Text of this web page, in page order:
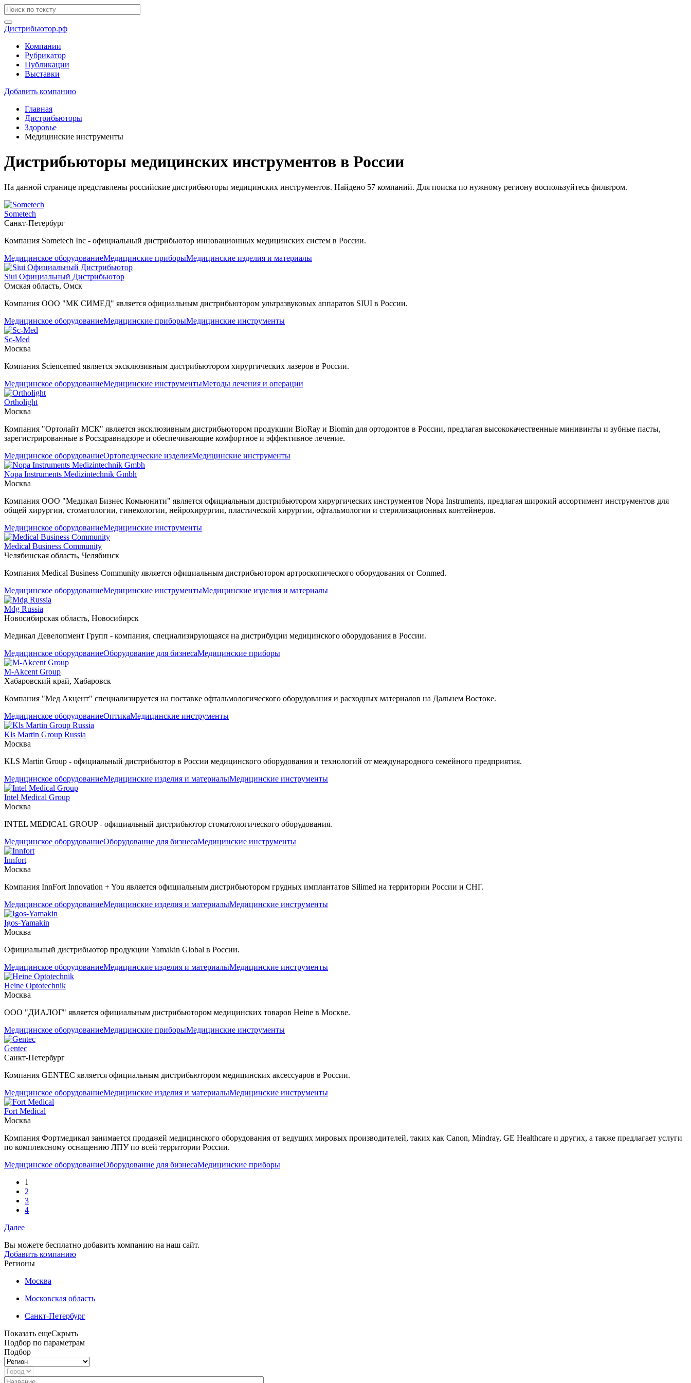
Дистрибьютор.рф
Компании
Рубрикатор
Публикации
Выставки
Добавить компанию
Главная
Дистрибьюторы
Здоровье
Медицинские инструменты
Дистрибьюторы медицинских инструментов в России
На данной странице представлены российские дистрибьюторы медицинских инструментов. Найдено 57 компаний. Для поиска по нужному региону воспользуйтесь фильтром.
Sometech
Санкт-Петербург
Компания Sometech Inc - официальный дистрибьютор инновационных медицинских систем в России.
Медицинское оборудованиеМедицинские приборыМедицинские изделия и материалы
Siui Официальный Дистрибьютор
Омская область, Омск
Компания ООО "МК СИМЕД" является официальным дистрибьютором ультразвуковых аппаратов SIUI в России.
Медицинское оборудованиеМедицинские приборыМедицинские инструменты
Sc-Med
Москва
Компания Sciencemed является эксклюзивным дистрибьютором хирургических лазеров в России.
Медицинское оборудованиеМедицинские инструментыМетоды лечения и операции
Ortholight
Москва
Компания "Ортолайт МСК" является эксклюзивным дистрибьютором продукции BioRay и Biomin для ортодонтов в России, предлагая высококачественные минивинты и зубные пасты,
зарегистрированные в Росздравнадзоре и обеспечивающие комфортное и эффективное лечение.
Медицинское оборудованиеОртопедические изделияМедицинские инструменты
Nopa Instruments Medizintechnik Gmbh
Москва
Компания ООО "Медикал Бизнес Комьюнити" является официальным дистрибьютором хирургических инструментов Nopa Instruments, предлагая широкий ассортимент инструментов для
общей хирургии, стоматологии, гинекологии, нейрохирургии, пластической хирургии, офтальмологии и стерилизационных контейнеров.
Медицинское оборудованиеМедицинские инструменты
Medical Business Community
Челябинская область, Челябинск
Компания Medical Business Community является официальным дистрибьютором артроскопического оборудования от Conmed.
Медицинское оборудованиеМедицинские инструментыМедицинские изделия и материалы
Mdg Russia
Новосибирская область, Новосибирск
Медикал Девелопмент Групп - компания, специализирующаяся на дистрибуции медицинского оборудования в России.
Медицинское оборудованиеОборудование для бизнесаМедицинские приборы
M-Akcent Group
Хабаровский край, Хабаровск
Компания "Мед Акцент" специализируется на поставке офтальмологического оборудования и расходных материалов на Дальнем Востоке.
Медицинское оборудованиеОптикаМедицинские инструменты
Kls Martin Group Russia
Москва
KLS Martin Group - официальный дистрибьютор в России медицинского оборудования и технологий от международного семейного предприятия.
Медицинское оборудованиеМедицинские изделия и материалыМедицинские инструменты
Intel Medical Group
Москва
INTEL MEDICAL GROUP - официальный дистрибьютор стоматологического оборудования.
Медицинское оборудованиеОборудование для бизнесаМедицинские инструменты
Innfort
Москва
Компания InnFort Innovation + You является официальным дистрибьютором грудных имплантатов Silimed на территории России и СНГ.
Медицинское оборудованиеМедицинские изделия и материалыМедицинские инструменты
Igos-Yamakin
Москва
Официальный дистрибьютор продукции Yamakin Global в России.
Медицинское оборудованиеМедицинские изделия и материалыМедицинские инструменты
Heine Optotechnik
Москва
ООО "ДИАЛОГ" является официальным дистрибьютором медицинских товаров Heine в Москве.
Медицинское оборудованиеМедицинские приборыМедицинские инструменты
Gentec
Санкт-Петербург
Компания GENTEC является официальным дистрибьютором медицинских аксессуаров в России.
Медицинское оборудованиеМедицинские изделия и материалыМедицинские инструменты
Fort Medical
Москва
Компания Фортмедикал занимается продажей медицинского оборудования от ведущих мировых производителей, таких как Canon, Mindray, GE Healthcare и других, а также предлагает услуги
по комплексному оснащению ЛПУ по всей территории России.
Медицинское оборудованиеОборудование для бизнесаМедицинские приборы
1
2
3
4
Далее
Вы можете бесплатно добавить компанию на наш сайт.
Добавить компанию
Регионы
Москва
Московская область
Санкт-Петербург
Показать ещеСкрыть
Подбор по параметрам
Подбор